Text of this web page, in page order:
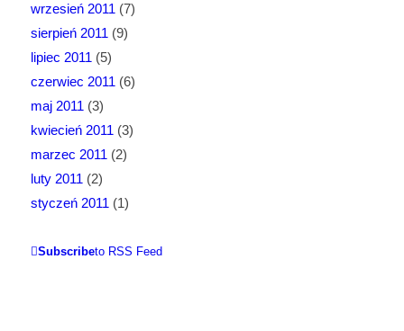
wrzesień 2011 (7)
sierpień 2011 (9)
lipiec 2011 (5)
czerwiec 2011 (6)
maj 2011 (3)
kwiecień 2011 (3)
marzec 2011 (2)
luty 2011 (2)
styczeń 2011 (1)
Subscribeto RSS Feed